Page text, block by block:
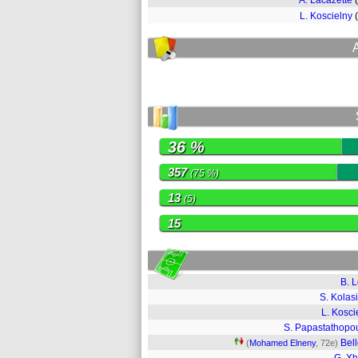
L. Koscielny
36 %
357(75 %)
13(5)
15
B.
S.
L.
S.
(Mohamed Elneny, 72e)